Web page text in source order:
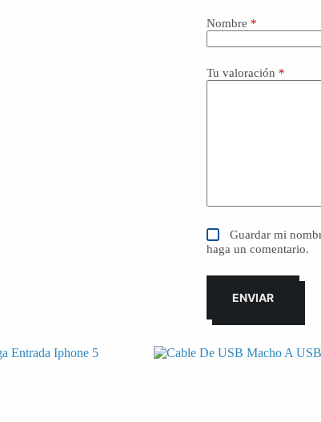
Nombre *
Tu valoración *
Guardar mi
haga un comentario.
ENVIAR